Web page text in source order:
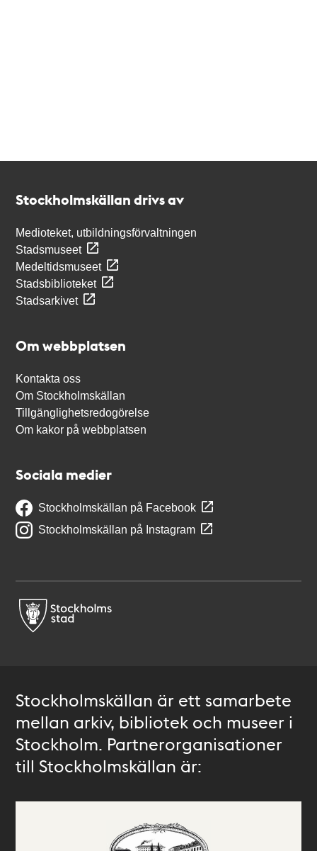
Stockholmskällan drivs av
Medioteket, utbildningsförvaltningen
Stadsmuseet
Medeltidsmuseet
Stadsbiblioteket
Stadsarkivet
Om webbplatsen
Kontakta oss
Om Stockholmskällan
Tillgänglighetsredogörelse
Om kakor på webbplatsen
Sociala medier
Stockholmskällan på Facebook
Stockholmskällan på Instagram
Stockholmskällan är ett samarbete
mellan arkiv, bibliotek och museer i
Stockholm. Partnerorganisationer
till Stockholmskällan är: